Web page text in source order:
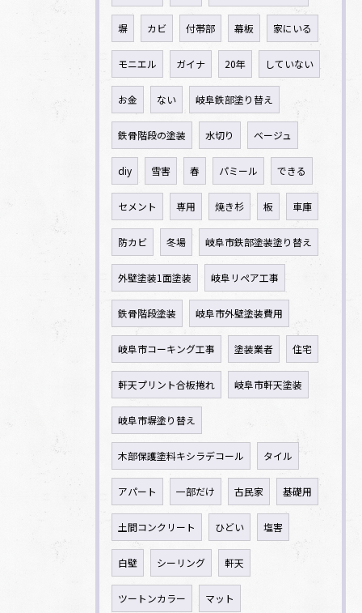
塀 カビ 付帯部 幕板 家にいる
モニエル ガイナ 20年 していない
お金 ない 岐阜鉄部塗り替え
鉄骨階段の塗装 水切り ベージュ
diy 雪害 春 パミール できる
セメント 専用 焼き杉 板 車庫
防カビ 冬場 岐阜市鉄部塗装塗り替え
外壁塗装1面塗装 岐阜リペア工事
鉄骨階段塗装 岐阜市外壁塗装費用
岐阜市コーキング工事 塗装業者 住宅
軒天プリント合板捲れ 岐阜市軒天塗装
岐阜市塀塗り替え
木部保護塗料キシラデコール タイル
アパート 一部だけ 古民家 基礎用
土間コンクリート ひどい 塩害
白壁 シーリング 軒天
ツートンカラー マット